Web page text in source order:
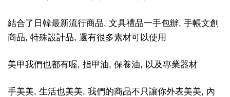
結合了日韓最新流行商品, 文具禮品一手包辦, 手帳文創
商品, 特殊設計品, 還有很多素材可以使用
美甲我們也都有喔, 指甲油, 保養油, 以及專業器材
手美美, 生活也美美, 我們的商品不只讓你外表美美, 內